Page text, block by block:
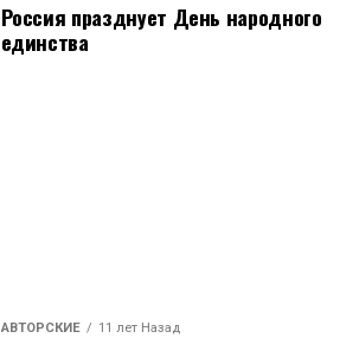
Россия празднует День народного
единства
АВТОРСКИЕ 11 лет Назад